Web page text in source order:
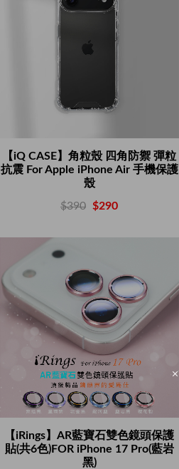
【iQ CASE】角粒殼 四角防禦 彈粒
抗震 For Apple iPhone Air 手機保護
殼
$390 $290
【iRings】AR藍寶石雙色鏡頭保護
貼(共6色)FOR iPhone 17 Pro(藍岩
黑)